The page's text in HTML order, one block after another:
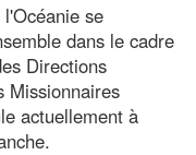
se
dans le cadre
Directions
Missionnaires
actuellement à